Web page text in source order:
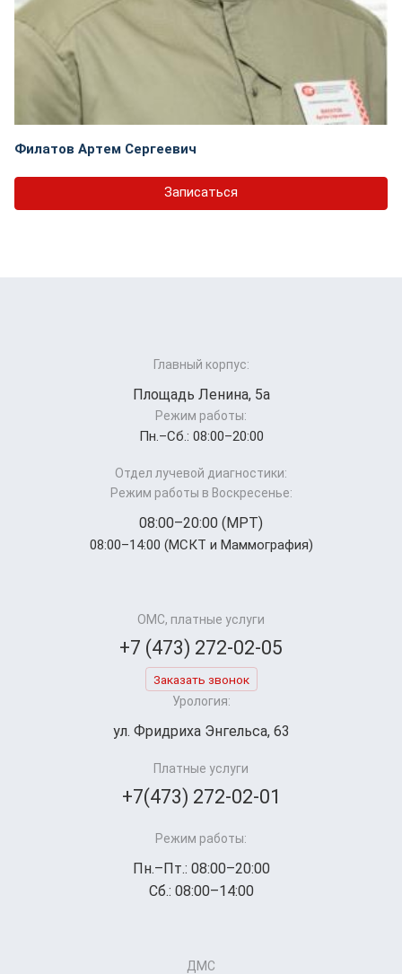
Филатов Артем Сергеевич
Записаться
Главный корпус:
Площадь Ленина, 5а
Режим работы:
Пн.–Cб.: 08:00–20:00
Отдел лучевой диагностики:
Режим работы в Воскресенье:
08:00–20:00 (МРТ)
08:00–14:00 (МСКТ и Маммография)
ОМС, платные услуги
+7 (473) 272-02-05
Заказать звонок
Урология:
ул. Фридриха Энгельса, 63
Платные услуги
+7(473) 272-02-01
Режим работы:
Пн.–Пт.: 08:00–20:00
Сб.: 08:00–14:00
ДМС